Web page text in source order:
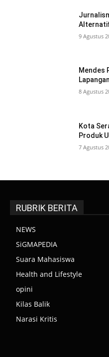
9 Agustus
Mendes
8 Agustus
Kota
Produk
7 Agustus
RUBRIK BERITA
NEWS
SiGMAPEDIA
Suara Mahasiswa
Health and Lifestyle
opini
Kilas Balik
Narasi Kritis